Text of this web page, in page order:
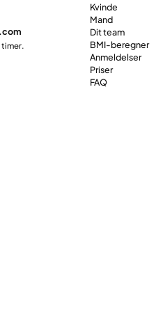
timer.
Kvinde
Mand
Dit team
BMI-beregner
Anmeldelser
Priser
FAQ